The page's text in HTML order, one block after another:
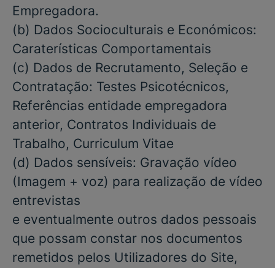
Empregadora.
(b) Dados Socioculturais e Económicos:
Caraterísticas Comportamentais
(c) Dados de Recrutamento, Seleção e
Contratação: Testes Psicotécnicos,
Referências entidade empregadora
anterior, Contratos Individuais de
Trabalho, Curriculum Vitae
(d) Dados sensíveis: Gravação vídeo
(Imagem + voz) para realização de vídeo
entrevistas
e eventualmente outros dados pessoais
que possam constar nos documentos
remetidos pelos Utilizadores do Site,